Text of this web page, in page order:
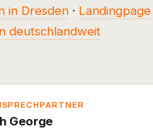
in Dresden · Landingpage
deutschlandweit
George